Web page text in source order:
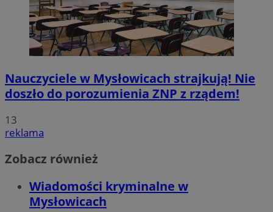
Nauczyciele w Mysłowicach strajkują! Nie
doszło do porozumienia ZNP z rządem!
13
reklama
Zobacz również
Wiadomości kryminalne w
Mysłowicach